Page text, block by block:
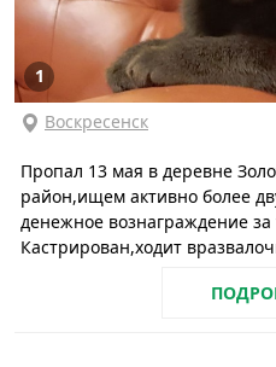
1
Воскресенск
Пропал 13 мая в деревне
район,ищем активно более
денежное вознаграждение
Кастрирован,ходит